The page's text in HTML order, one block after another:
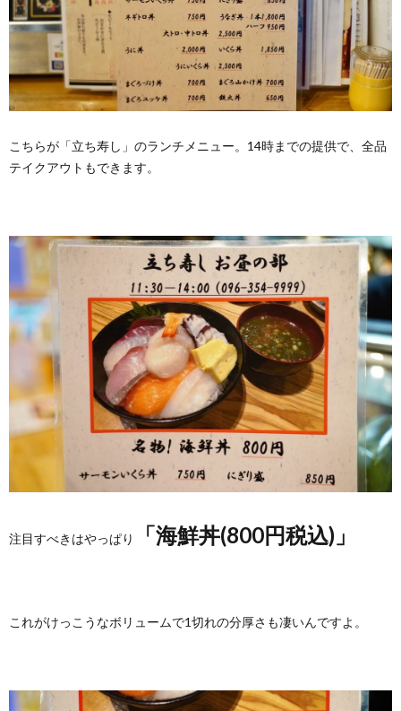
こちらが「立ち寿し」のランチメニュー。14時までの提供で、全品
テイクアウトもできます。
注目すべきはやっぱり 「海鮮丼(800円税込)」
これがけっこうなボリュームで1切れの分厚さも凄いんですよ。